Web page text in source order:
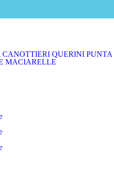
CANOTTIERI QUERINI PUNTA
MACIARELLE